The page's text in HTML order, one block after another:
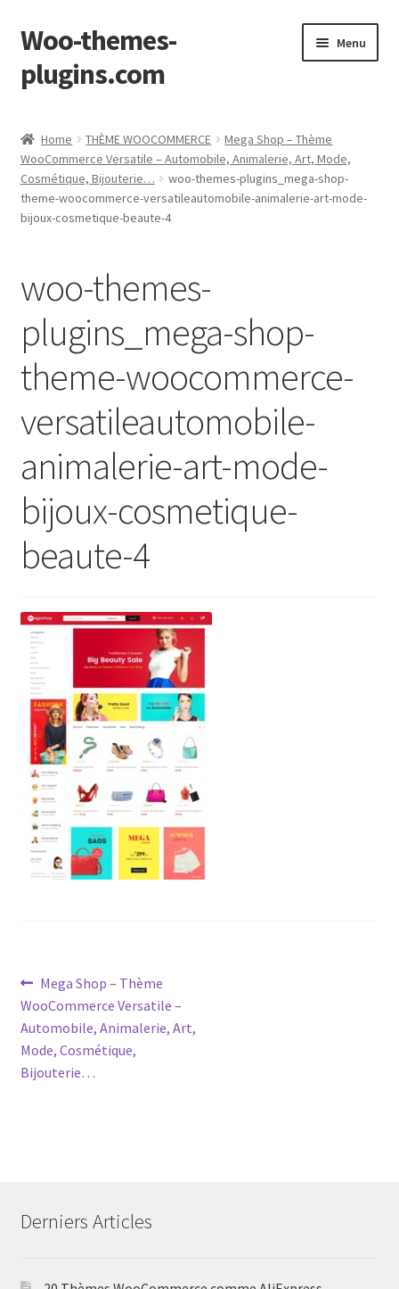
Skip
to
navigation
Skip
to
content
Woo-themes-
plugins.com
Menu
Home THÈME WOOCOMMERCE
Mega Shop – Thème
WooCommerce Versatile – Automobile, Animalerie, Art, Mode,
Cosmétique, Bijouterie…
woo-themes-plugins_mega-shop-
theme-woocommerce-versatileautomobile-animalerie-art-mode-
bijoux-cosmetique-beaute-4
woo-themes-
plugins_mega-shop-
theme-woocommerce-
versatileautomobile-
animalerie-art-mode-
bijoux-cosmetique-
beaute-4
Post
navigation
Previous
post:
Mega Shop – Thème
WooCommerce Versatile –
Automobile, Animalerie, Art,
Mode, Cosmétique,
Bijouterie…
Derniers Articles